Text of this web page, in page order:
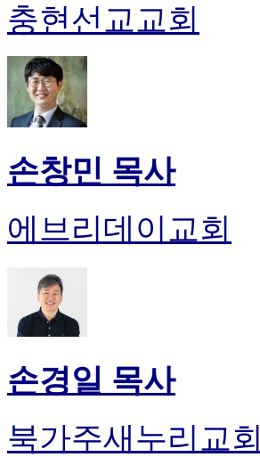
충현선교교회
손창민 목사
에브리데이교회
손경일 목사
북가주새누리교회